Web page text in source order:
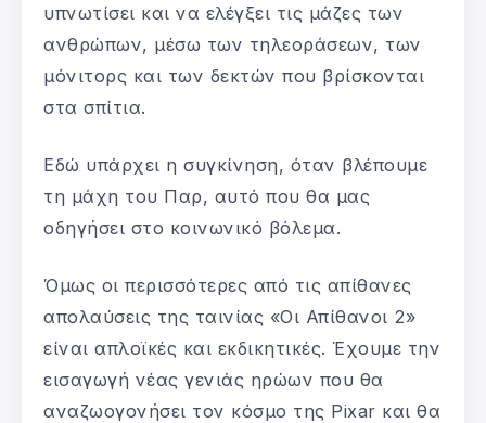
υπνωτίσει και να ελέγξει τις μάζες των
ανθρώπων, μέσω των τηλεοράσεων, των
μόνιτορς και των δεκτών που βρίσκονται
στα σπίτια.
Εδώ υπάρχει η συγκίνηση, όταν βλέπουμε
τη μάχη του Παρ, αυτό που θα μας
οδηγήσει στο κοινωνικό βόλεμα.
Όμως οι περισσότερες από τις απίθανες
απολαύσεις της ταινίας «Οι Απίθανοι 2»
είναι απλοϊκές και εκδικητικές. Έχουμε την
εισαγωγή νέας γενιάς ηρώων που θα
αναζωογονήσει τον κόσμο της Pixar και θα